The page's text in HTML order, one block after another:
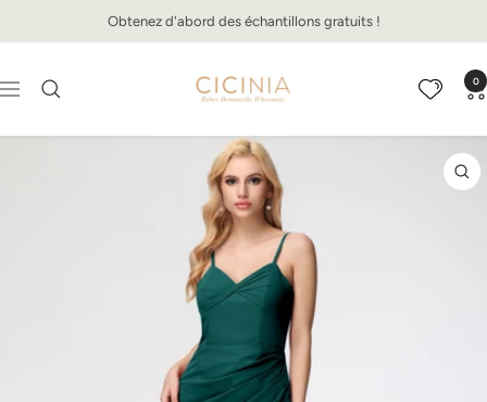
au
Obtenez d'abord des échantillons gratuits !
Navigation
Cicinia.fr 0